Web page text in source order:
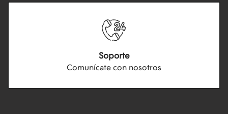
Soporte
Comunícate con nosotros